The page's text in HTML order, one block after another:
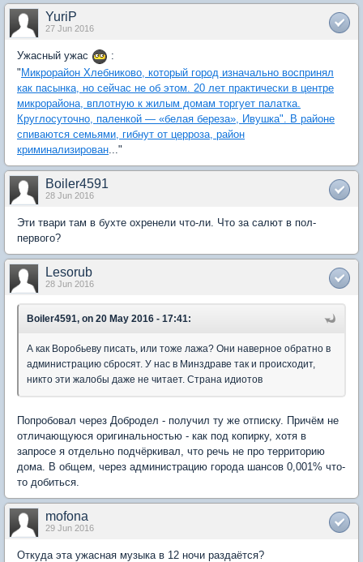
YuriP
27 Jun 2016
Ужасный ужас
:
"Микрорайон Хлебниково, который город изначально воспринял
как пасынка, но сейчас не об этом. 20 лет практически в центре
микрорайона, вплотную к жилым домам торгует палатка.
Круглосуточно, паленкой — «белая береза», Ивушка". В районе
спиваются семьями, гибнут от церроза, район
криминализирован ..."
Boiler4591
28 Jun 2016
Эти твари там в бухте охренели что-ли. Что за салют в пол-
первого?
Lesorub
28 Jun 2016
Boiler4591, on 20 May 2016 - 17:41:
А как Воробьеву писать, или тоже лажа? Они наверное обратно в
администрацию сбросят. У нас в Минздраве так и происходит,
никто эти жалобы даже не читает. Страна идиотов
Попробовал через Добродел - получил ту же отписку. Причём не
отличающуюся оригинальностью - как под копирку, хотя в
запросе я отдельно подчёркивал, что речь не про территорию
дома. В общем, через администрацию города шансов 0,001% что-
то добиться.
mofona
29 Jun 2016
Откуда эта ужасная музыка в 12 ночи раздаётся?